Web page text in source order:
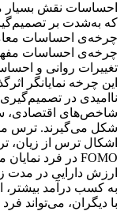
احساسات نقش بسیار
که به‌شدت بر
چرخه‌ی احساسات
چرخه‌ی احساسات
تغییرات روانی و
این چرخه نمایانگر
نا‌امیدی در
شاخص‌های اقتصادی،
شکل می‌گیرند. ترس
اشکال ترس از زیان،
ارزش دارایی در مدت
به کسب درآمد
با دیگران، می‌تواند